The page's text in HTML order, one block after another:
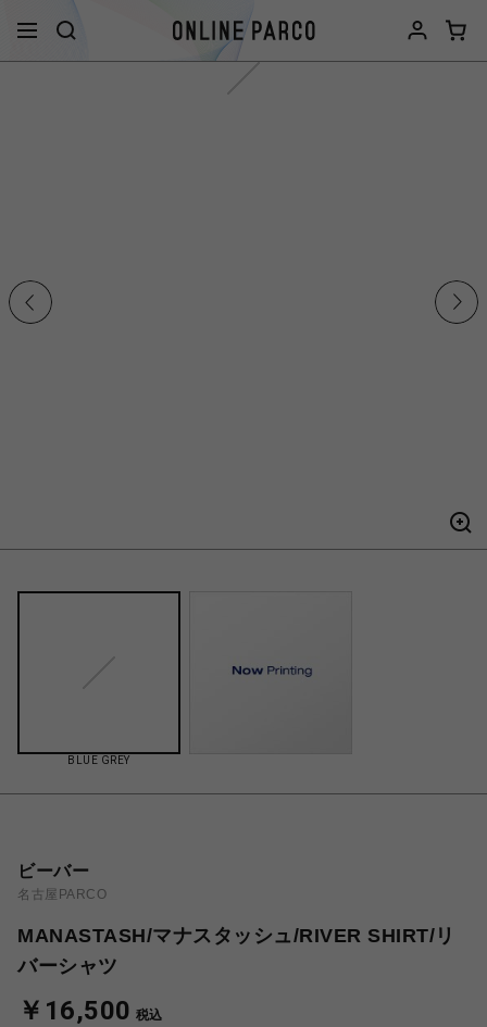
BLUE GREY
ビーバー
名古屋PARCO
MANASTASH/マナスタッシュ/RIVER SHIRT/リ
バーシャツ
￥16,500 税込